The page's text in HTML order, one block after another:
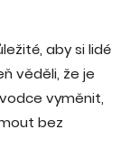
aby si lidé
věděli, že je
vyměnit,
bez